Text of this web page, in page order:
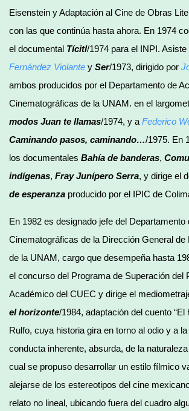
Eisenstein y Adaptación al Cine de Obras
con las que continúa hasta ahora. En 1974
el documental Tícitl/1974 para el INPI. Asiste
Fernández Violante y Ser/1973, dirigido por
ambos producidos por el Departamento de
Cinematográficas de la UNAM. en el
modos Juan te llamas/1974, y a Federico
Caminando pasos, caminando…/1975. En
los documentales Bahía de banderas,
indígenas, Fray Junípero Serra, y dirige el
de esperanza producido por el IPIC de
En 1982 es designado jefe del Departamento
Cinematográficas de la Dirección General de
de la UNAM, cargo que desempeña hasta
el concurso del Programa de Superación del
Académico del CUEC y dirige el
el horizonte/1984, adaptación del cuento “El
Rulfo, cuya historia gira en torno al odio y a
conducta inherente, absurda, de la
cual se propuso desarrollar un estilo fílmico
alejarse de los estereotipos del cine
relato no lineal, ubicando fuera del cuadro